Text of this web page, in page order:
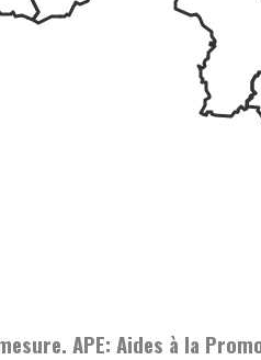
APE: Aides à la